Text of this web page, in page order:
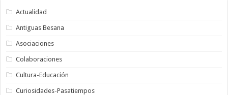
Actualidad
Antiguas Besana
Asociaciones
Colaboraciones
Cultura-Educación
Curiosidades-Pasatiempos